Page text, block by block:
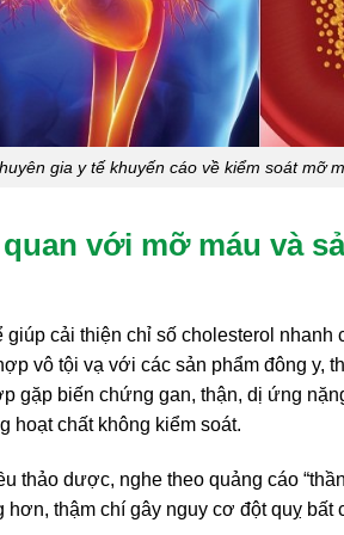
gia y tế khuyến cáo về kiểm soát mỡ
với mỡ máu và
giúp cải thiện chỉ số cholesterol
vô tội vạ với các sản phẩm đông y,
gặp biến chứng gan, thận, dị ứng
hoạt chất không kiểm soát.
thảo dược, nghe theo quảng cáo
hơn, thậm chí gây nguy cơ đột quỵ bất